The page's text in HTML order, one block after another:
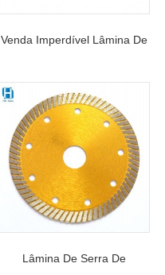
Venda Imperdível Lâmina De
Turbo Para Cortar Concreto,
Tijolo Duro, Granito Duro E
Pedra Natural
Lâmina De Serra De